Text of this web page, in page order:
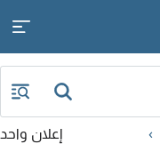
إعلان واحد